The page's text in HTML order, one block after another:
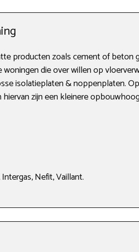
producten zoals cement of beton
die over willen op
isolatieplaten & noppenplaten.
zijn een kleinere
Nefit, Vaillant.